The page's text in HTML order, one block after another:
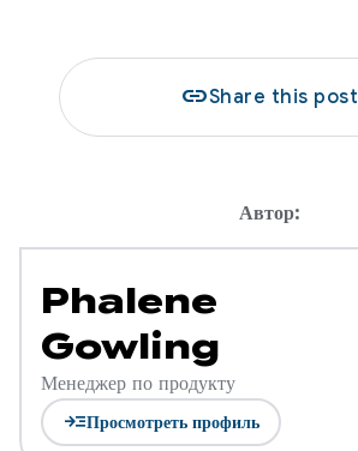
linkShare this post
Автор:
Phalene
Gowling
Менеджер по продукту
read_moreПросмотреть профиль